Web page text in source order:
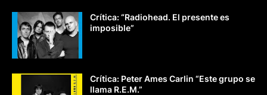
Crítica: “Radiohead. El presente es
imposible”
Crítica: Peter Ames Carlin “Este grupo se
llama R.E.M.”